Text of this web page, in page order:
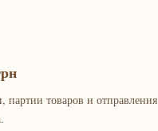
товаров и отправления